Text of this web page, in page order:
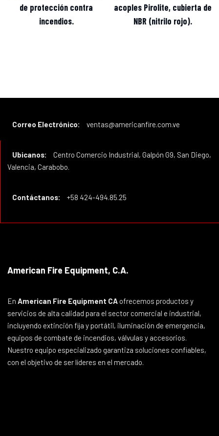
de protección contra
incendios.
acoples Pirolite, cubierta de
NBR (nitrilo rojo).
Correo Electrónico: ventas@americanfire.com.ve
Ubicanos:
Centro Comercio Industrial, Galpón G9, San Diego,
Valencia, Carabobo.
Contáctanos: +58 424-494.85.25
American Fire Equipment, C.A.
En American Fire Equipment CAofrecemos productos y
servicios de alta calidad para el sector comercial e industrial,
incluyendo extinción fija y portátil, iluminación de emergencia,
equipos de combate de incendios, válvulas y accesorios.
Nuestro equipo especializado garantiza soluciones confiables,
con el objetivo de ser líderes en el mercado.